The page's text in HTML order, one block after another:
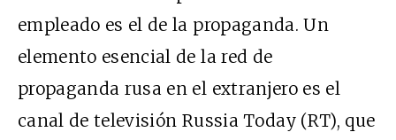
empleado es el de la propaganda. Un
elemento esencial de la red de
propaganda rusa en el extranjero es el
canal de televisión Russia Today (RT), que